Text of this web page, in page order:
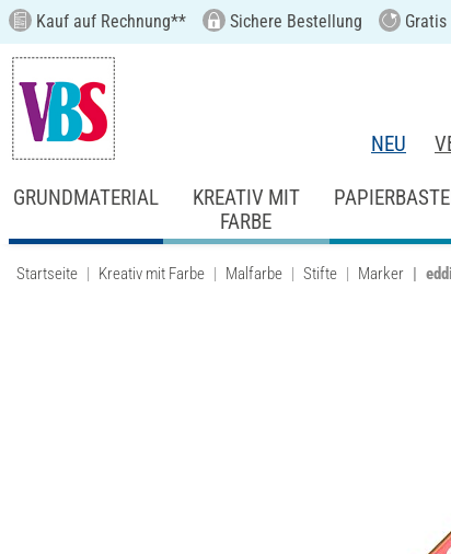
Kauf auf Rechnung** Sichere Bestellung Gratis
NEU
GRUNDMATERIAL
KREATIV MIT
FARBE
Startseite Kreativ mit Farbe Malfarbe Stifte Marker